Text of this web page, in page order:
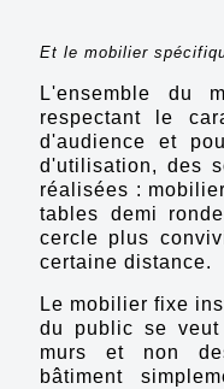
Et le mobilier
L'ensemble du
respectant le
d'audience et
d'utilisation, des
réalisées :
tables demi
cercle plus
certaine distance.
Le mobilier fixe
du public se
murs et non
bâtiment